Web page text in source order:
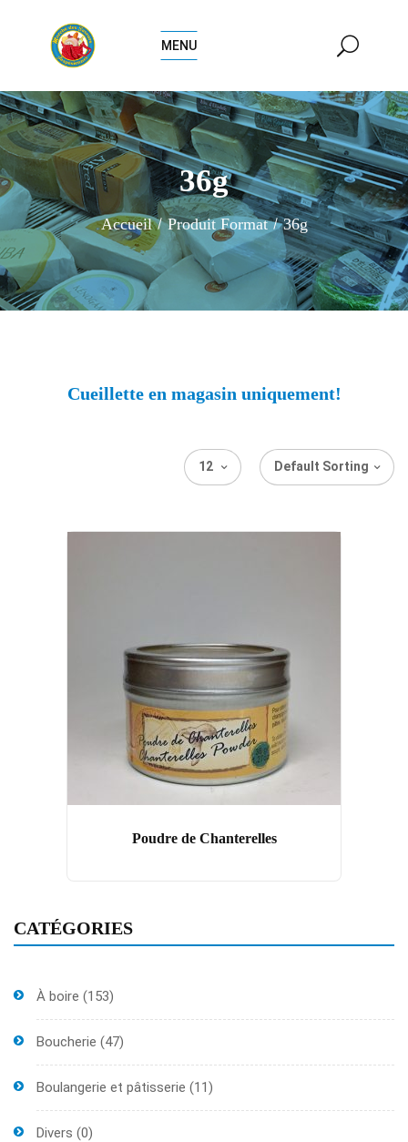
MENU
36g
Accueil Produit Format 36g
Cueillette en magasin uniquement!
CATÉGORIES
À boire (153)
Boucherie (47)
Boulangerie et pâtisserie (11)
Divers (0)
Default Sorting
12
Poudre de Chanterelles